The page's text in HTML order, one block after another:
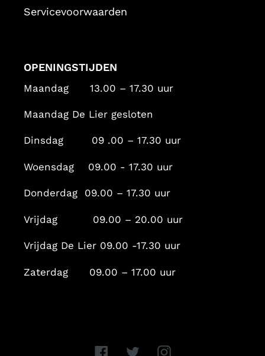
Servicevoorwaarden
OPENINGSTIJDEN
Maandag 13.00 – 17.30 uur
Maandag De Lier gesloten
Dinsdag 09 .00 – 17.30 uur
Woensdag 09.00 - 17.30 uur
Donderdag 09.00 – 17.30 uur
Vrijdag 09.00 – 20.00 uur
Vrijdag De Lier 09.00 -17.30 uur
Zaterdag 09.00 – 17.00 uur
FacebookTwitterInstagram